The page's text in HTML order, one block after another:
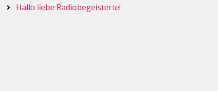
Hallo liebe Radiobegeisterte!